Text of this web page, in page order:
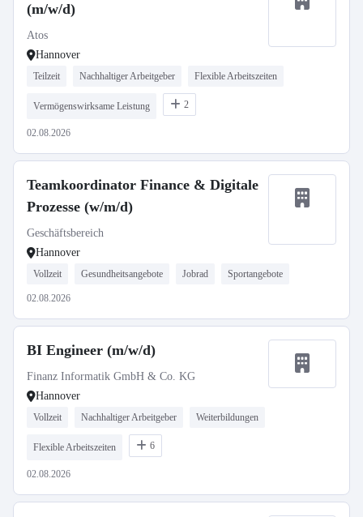
(m/w/d)
Atos
Hannover
Teilzeit Nachhaltiger Arbeitgeber Flexible Arbeitszeiten
Vermögenswirksame Leistung 2
02.08.2026
Teamkoordinator Finance & Digitale
Prozesse (w/m/d)
Geschäftsbereich
Hannover
Vollzeit Gesundheitsangebote Jobrad Sportangebote
02.08.2026
BI Engineer (m/w/d)
Finanz Informatik GmbH & Co. KG
Hannover
Vollzeit Nachhaltiger Arbeitgeber Weiterbildungen
Flexible Arbeitszeiten 6
02.08.2026